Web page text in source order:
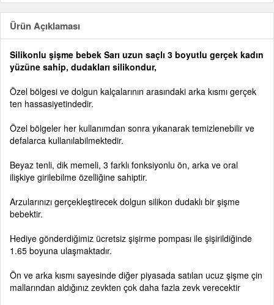
Ürün Açıklaması
Silikonlu şişme bebek Sarı uzun saçlı 3 boyutlu gerçek kadın
yüzüne sahip, dudakları silikondur,
Özel bölgesi ve dolgun kalçalarının arasındaki arka kısmı gerçek
ten hassasiyetindedir.
Özel bölgeler her kullanımdan sonra yıkanarak temizlenebilir ve
defalarca kullanılabilmektedir.
Beyaz tenli, dik memeli, 3 farklı fonksiyonlu ön, arka ve oral
ilişkiye girilebilme özelliğine sahiptir.
Arzularınızı gerçekleştirecek dolgun silikon dudaklı bir şişme
bebektir.
Hediye gönderdiğimiz ücretsiz şişirme pompası ile şişirildiğinde
1.65 boyuna ulaşmaktadır.
Ön ve arka kısmı sayesinde diğer piyasada satılan ucuz şişme çin
mallarından aldığınız zevkten çok daha fazla zevk verecektir